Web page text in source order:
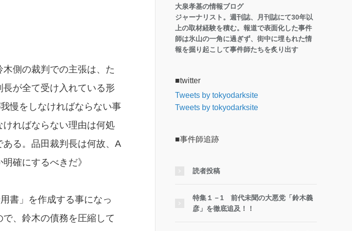
木側の裁判での主張は、た
が全て受け入れている形
慢をしなければならない事
ればならない理由は何処
る。品田裁判長は何故、A
確にするべきだ》
書」を作成する事になっ
、鈴木の債務を圧縮して
大泉孝基の情報ブログ
ジャーナリスト。週刊誌、月刊誌にて30年以
上の取材経験を積む。報道で表面化した事件
師は氷山の一角に過ぎず、街中に埋もれた情
報を掘り起こして事件師たちを炙り出す
■twitter
Tweets by tokyodarksite
Tweets by tokyodarksite
■事件師追跡
読者投稿
特集１－1 前代未聞の大悪党「鈴木義
彦」を徹底追及！！